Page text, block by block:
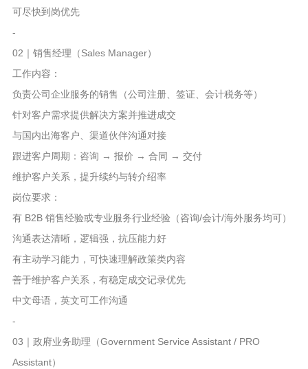
可尽快到岗优先
-
02｜销售经理（Sales Manager）
工作内容：
负责公司企业服务的销售（公司注册、签证、会计税务等）
针对客户需求提供解决方案并推进成交
与国内出海客户、渠道伙伴沟通对接
跟进客户周期：咨询 → 报价 → 合同 → 交付
维护客户关系，提升续约与转介绍率
岗位要求：
有 B2B 销售经验或专业服务行业经验（咨询/会计/海外服务均可）
沟通表达清晰，逻辑强，抗压能力好
有主动学习能力，可快速理解政策类内容
善于维护客户关系，有稳定成交记录优先
中文母语，英文可工作沟通
-
03｜政府业务助理（Government Service Assistant / PRO
Assistant）